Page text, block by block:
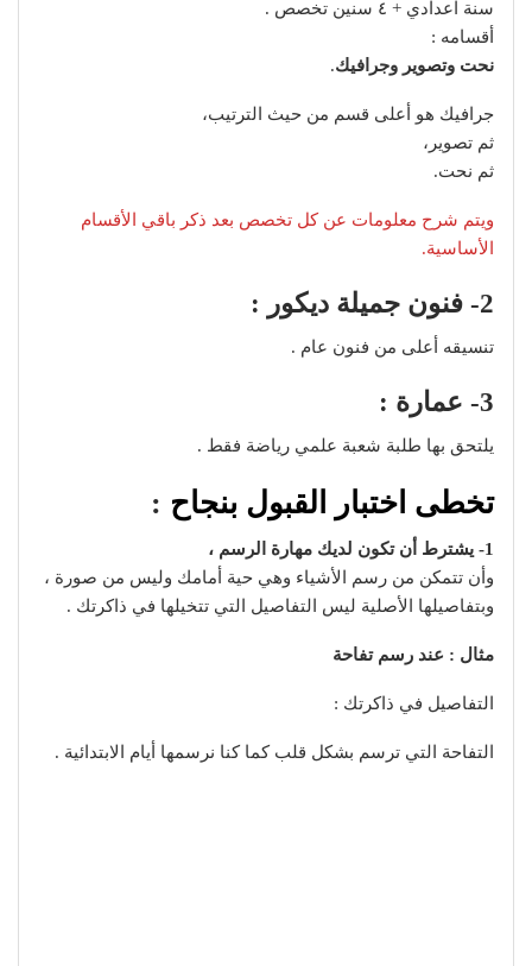
سنة اعدادي + ٤ سنين تخصص .
أقسامه :
نحت وتصوير وجرافيك.
جرافيك هو أعلى قسم من حيث الترتيب،
ثم تصوير،
ثم نحت.
ويتم شرح معلومات عن كل تخصص بعد ذكر باقي الأقسام
الأساسية.
2- فنون جميلة ديكور :
تنسيقه أعلى من فنون عام .
3- عمارة :
يلتحق بها طلبة شعبة علمي رياضة فقط .
تخطى اختبار القبول بنجاح :
1- يشترط أن تكون لديك مهارة الرسم ،
وأن تتمكن من رسم الأشياء وهي حية أمامك وليس من صورة ،
وبتفاصيلها الأصلية ليس التفاصيل التي تتخيلها في ذاكرتك .
مثال : عند رسم تفاحة
التفاصيل في ذاكرتك :
التفاحة التي ترسم بشكل قلب كما كنا نرسمها أيام الابتدائية .